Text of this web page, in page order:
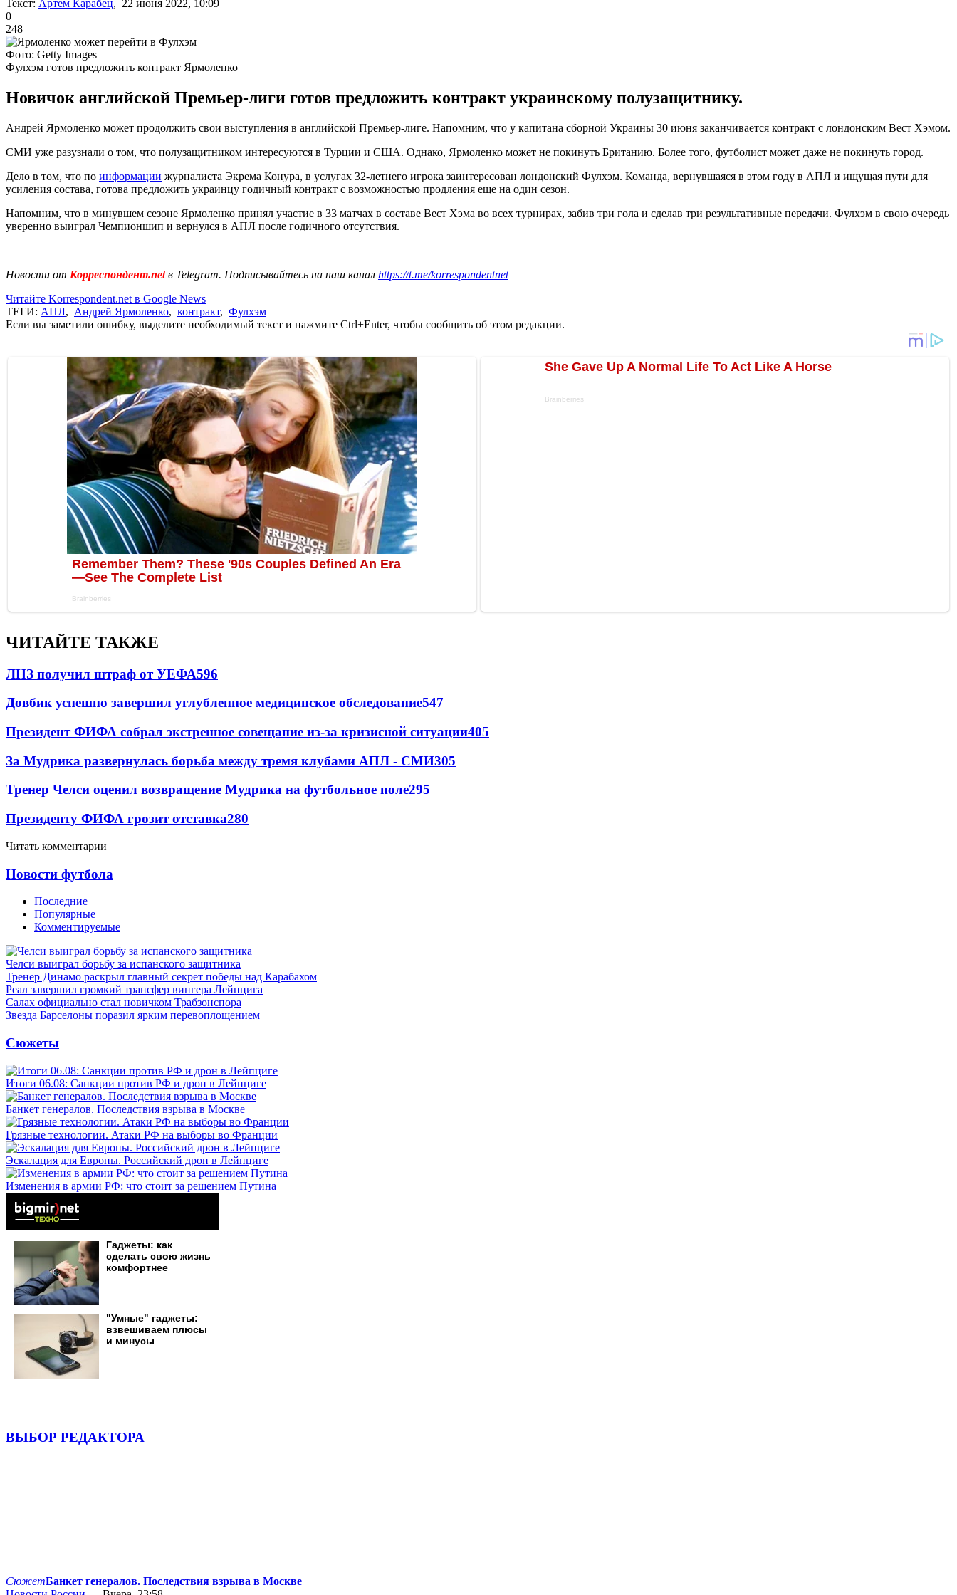
Текст: Артем Карабец, 22 июня 2022, 10:09
0
248
Фото: Getty Images
Фулхэм готов предложить контракт Ярмоленко
Новичок английской Премьер-лиги готов предложить контракт украинскому полузащитнику.
Андрей Ярмоленко может продолжить свои выступления в английской Премьер-лиге. Напомним, что у капитана сборной Украины 30 июня заканчивается контракт с лондонским Вест Хэмом.
СМИ уже разузнали о том, что полузащитником интересуются в Турции и США. Однако, Ярмоленко может не покинуть Британию. Более того, футболист может даже не покинуть город.
Дело в том, что по информации журналиста Экрема Конура, в услугах 32-летнего игрока заинтересован лондонский Фулхэм. Команда, вернувшаяся в этом году в АПЛ и ищущая пути для
усиления состава, готова предложить украинцу годичный контракт с возможностью продления еще на один сезон.
Напомним, что в минувшем сезоне Ярмоленко принял участие в 33 матчах в составе Вест Хэма во всех турнирах, забив три гола и сделав три результативные передачи. Фулхэм в свою очередь
уверенно выиграл Чемпионшип и вернулся в АПЛ после годичного отсутствия.
Новости от Корреспондент.netв Telegram. Подписывайтесь на наш канал https://t.me/korrespondentnet
Читайте Korrespondent.net в Google News
ТЕГИ: АПЛ, Андрей Ярмоленко, контракт, Фулхэм
Если вы заметили ошибку, выделите необходимый текст и нажмите Ctrl+Enter, чтобы сообщить об этом редакции.
ЧИТАЙТЕ ТАКЖЕ
ЛНЗ получил штраф от УЕФА596
Довбик успешно завершил углубленное медицинское обследование547
Президент ФИФА собрал экстренное совещание из-за кризисной ситуации405
За Мудрика развернулась борьба между тремя клубами АПЛ - СМИ305
Тренер Челси оценил возвращение Мудрика на футбольное поле295
Президенту ФИФА грозит отставка280
Читать комментарии
Новости футбола
Последние
Популярные
Комментируемые
Челси выиграл борьбу за испанского защитника
Тренер Динамо раскрыл главный секрет победы над Карабахом
Реал завершил громкий трансфер вингера Лейпцига
Салах официально стал новичком Трабзонспора
Звезда Барселоны поразил ярким перевоплощением
Сюжеты
Итоги 06.08: Санкции против РФ и дрон в Лейпциге
Банкет генералов. Последствия взрыва в Москве
Грязные технологии. Атаки РФ на выборы во Франции
Эскалация для Европы. Российский дрон в Лейпциге
Изменения в армии РФ: что стоит за решением Путина
ВЫБОР РЕДАКТОРА
СюжетБанкет генералов. Последствия взрыва в Москве